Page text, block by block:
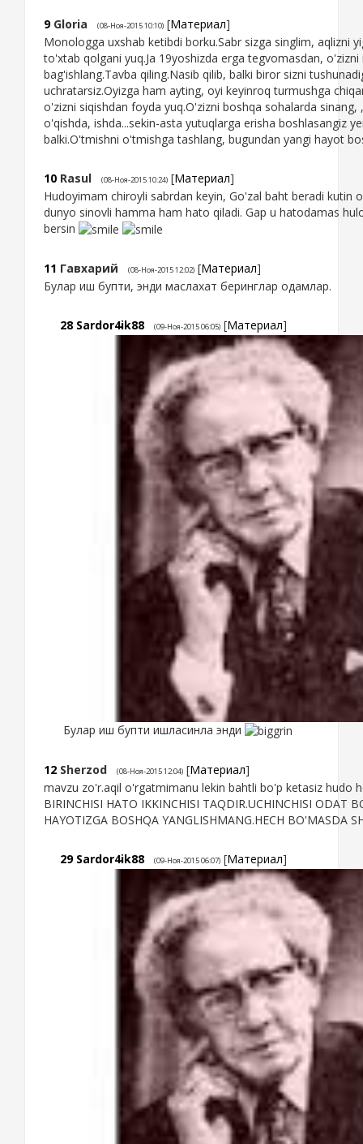
9 Gloria (08-Ноя-2015 10:10) [Материал]
Monologga uxshab ketibdi borku.Sabr sizga singlim, aqlizni
to'xtab qolgani yuq.Ja 19yoshizda erga tegvomasdan,
bag'ishlang.Tavba qiling.Nasib qilib, balki biror sizni
uchratarsiz.Oyizga ham ayting, oyi keyinroq turmushga
o'zizni siqishdan foyda yuq.O'zizni boshqa sohalarda sinang,
o'qishda, ishda...sekin-asta yutuqlarga erisha boshlasangiz
balki.O'tmishni o'tmishga tashlang, bugundan yangi hayot
10 Rasul (08-Ноя-2015 10:24) [Материал]
Hudoyimam chiroyli sabrdan keyin, Go'zal baht beradi kutin
dunyo sinovli hamma ham hato qiladi. Gap u hatodamas
bersin
11 Гавхарий (08-Ноя-2015 12:02) [Материал]
Булар иш бупти, энди маслахат беринглар одамлар.
28 Sardor4ik88 (09-Ноя-2015 06:05) [Материал]
Булар иш бупти ишласинла энди
12 Sherzod (08-Ноя-2015 12:04) [Материал]
mavzu zo'r.aqil o'rgatmimanu lekin bahtli bo'p ketasiz hudo
BIRINCHISI HATO IKKINCHISI TAQDIR.UCHINCHISI ODAT
HAYOTIZGA BOSHQA YANGLISHMANG.HECH BO'MASDA
29 Sardor4ik88 (09-Ноя-2015 06:07) [Материал]